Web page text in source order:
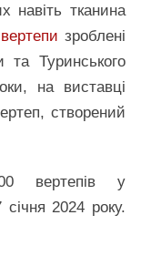
навіть тканина
вертепи зроблені
та Туринського
на виставці
створений
вертепів у
2024 року.